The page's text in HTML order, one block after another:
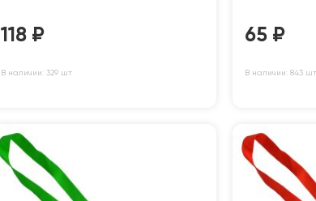
118 ₽
В наличии: 329 шт
65 ₽
В наличии: 843 шт